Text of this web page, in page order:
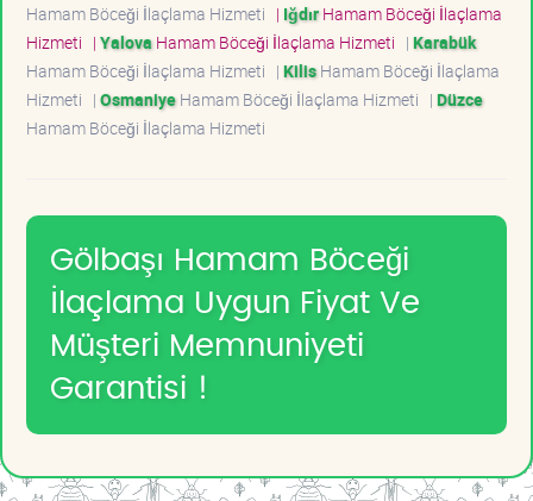
Hamam Böceği İlaçlama Hizmeti | IğdırHamam Böceği İlaçlama
Hizmeti | Yalova Hamam Böceği İlaçlama Hizmeti | Karabük
Hamam Böceği İlaçlama Hizmeti | KilisHamam Böceği İlaçlama
Hizmeti | OsmaniyeHamam Böceği İlaçlama Hizmeti | Düzce
Hamam Böceği İlaçlama Hizmeti
Gölbaşı Hamam Böceği
İlaçlama Uygun Fiyat Ve
Müşteri Memnuniyeti
Garantisi !